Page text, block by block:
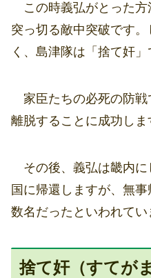
この時義弘がとった方
突っ切る敵中突破です
く、島津隊は「捨て奸」
家臣たちの必死の防戦
離脱することに成功しま
その後、義弘は畿内に
国に帰還しますが、無
数名だったといわれてい
捨て奸（すてが